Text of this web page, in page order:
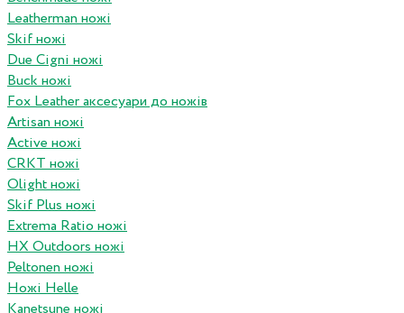
Leatherman ножі
Skif ножі
Due Cigni ножі
Buck ножі
Fox Leather аксесуари до ножів
Artisan ножі
Active ножі
CRKT ножі
Olight ножі
Skif Plus ножі
Extrema Ratio ножі
HX Outdoors ножі
Peltonen ножі
Ножі Helle